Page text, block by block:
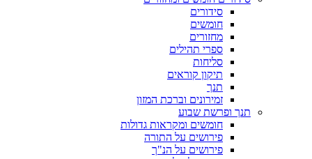
סידורים
חומשים
מחזורים
ספרי תהילים
סליחות
תיקון קוראים
תנך
זמירונים וברכת המזון
תנך ופרשת שבוע
חומשים ומקראות גדולות
פירושים על התורה
פירושים על הנ"ך